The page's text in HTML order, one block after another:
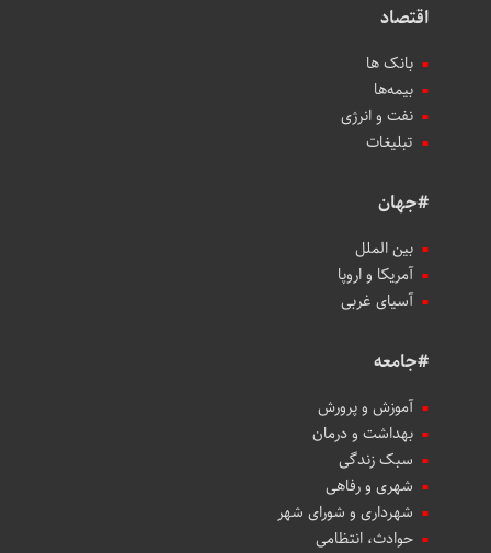
اقتصاد
بانک ها
بیمه‌ها
نفت و انرژی
تبلیغات
#جهان
بین الملل
آمریکا و اروپا
آسیای غربی
#جامعه
آموزش و پرورش
بهداشت و درمان
سبک زندگی
شهری و رفاهی
شهرداری و شورای شهر
حوادث، انتظامی